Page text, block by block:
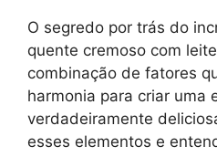
O segredo por trás do
quente cremoso com
combinação de fatores
harmonia para criar uma
verdadeiramente
esses elementos e